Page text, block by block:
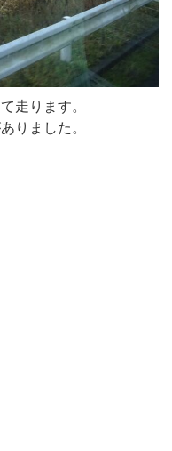
走ります。
りました。